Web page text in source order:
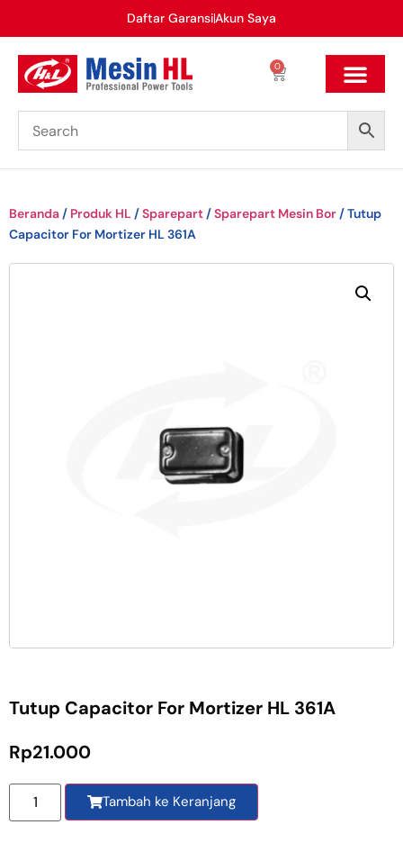
Daftar GaransiAkun Saya
0
Beranda / Produk HL /Sparepart /Sparepart Mesin Bor / Tutup
Capacitor For Mortizer HL 361A
Tutup Capacitor For Mortizer HL 361A
Rp21.000
Tambah ke Keranjang